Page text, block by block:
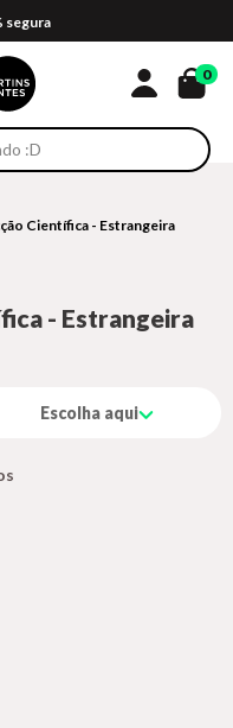
segura
no cartão*
0
Científica - Estrangeira
- Estrangeira
Escolha aqui